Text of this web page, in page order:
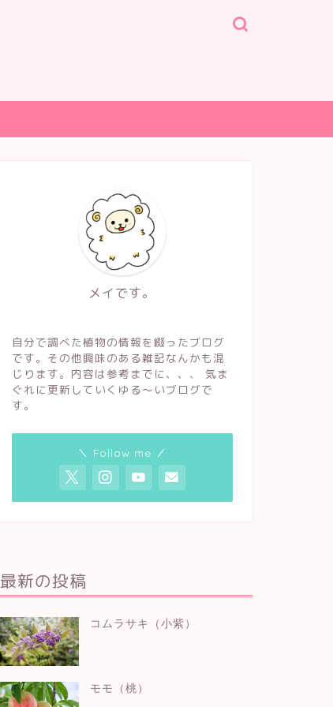
メイです。
自分で調べた植物の情報を綴ったブログ
です。その他興味のある雑記なんかも混
じります。内容は参考までに、、、 気ま
ぐれに更新していくゆる〜いブログで
す。
＼ Follow me ／
最新の投稿
コムラサキ（小紫）
モモ（桃）